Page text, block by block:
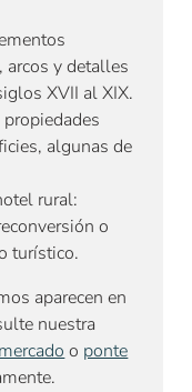
arcos y detalles
XVII al XIX.
algunas de
rural:
o
turístico.
aparecen en
nuestra
o ponte